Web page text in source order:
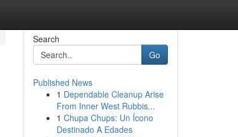
Search
Go
Published News
1 Dependable Cleanup Arise
From Inner West Rubbis...
1 Chupa Chups: Un Ícono
Destinado A Edades